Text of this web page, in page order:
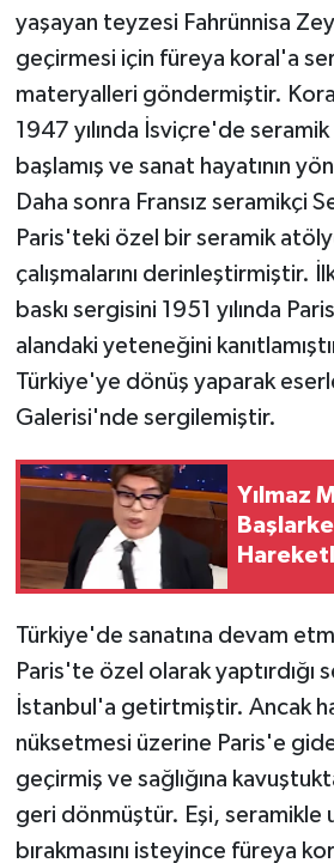
yaşayan teyzesi Fahrünnisa
geçirmesi için füreya koral'a
materyalleri göndermiştir.
1947 yılında İsviçre'de seramik
başlamış ve sanat hayatının
Daha sonra Fransız seramikçi
Paris'teki özel bir seramik
çalışmalarını derinleştirmiştir.
baskı sergisini 1951 yılında
alandaki yeteneğini
Türkiye'ye dönüş yaparak
Galerisi'nde sergilemiştir.
Yılmaz
Türkiye'de sanatına devam
Paris'te özel olarak yaptırdığı
İstanbul'a getirtmiştir. Ancak
nüksetmesi üzerine Paris'e
geçirmiş ve sağlığına
geri dönmüştür. Eşi, seramikle
bırakmasını isteyince füreya